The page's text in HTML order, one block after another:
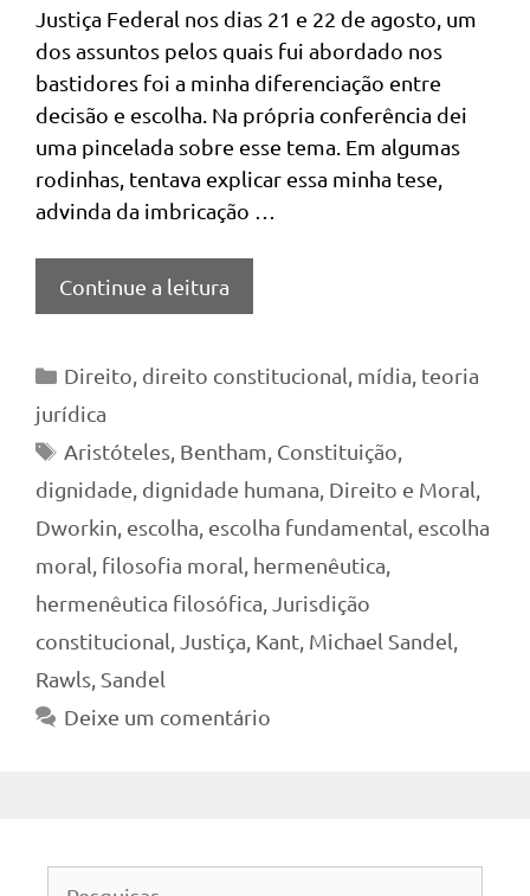
Justiça Federal nos dias 21 e 22 de agosto, um
dos assuntos pelos quais fui abordado nos
bastidores foi a minha diferenciação entre
decisão e escolha. Na própria conferência dei
uma pincelada sobre esse tema. Em algumas
rodinhas, tentava explicar essa minha tese,
advinda da imbricação …
Continue a leitura
Categorias
Direito direito constitucional mídia teoria
jurídica
Tags
Aristóteles, Bentham Constituição
dignidade dignidade humana Direito e Moral
Dworkin escolha escolha fundamental escolha
moral filosofia moral hermenêutica
hermenêutica filosófica
Jurisdição
constitucional
Justiça Kant Michael Sandel
Rawls Sandel
Deixe um comentário